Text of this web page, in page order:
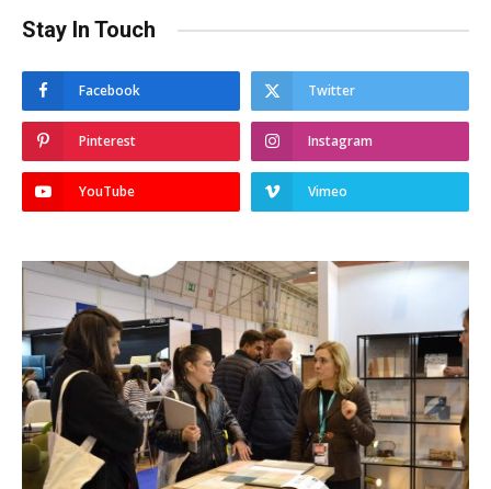
Stay In Touch
Facebook Twitter
Pinterest Instagram
YouTube Vimeo